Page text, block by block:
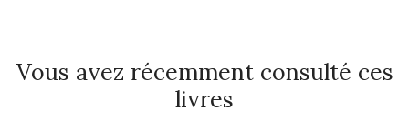
Vous avez récemment consulté ces
livres